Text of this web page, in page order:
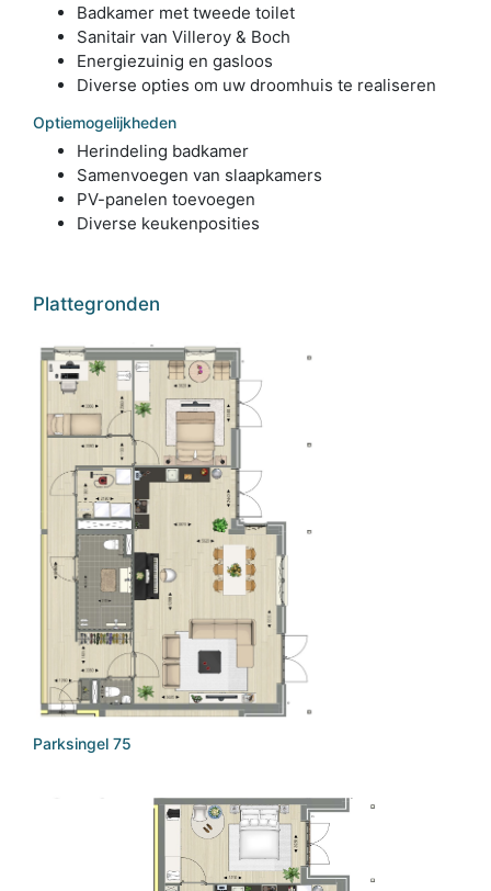
Badkamer met tweede toilet
Sanitair van Villeroy & Boch
Energiezuinig en gasloos
Diverse opties om uw droomhuis te realiseren
Optiemogelijkheden
Herindeling badkamer
Samenvoegen van slaapkamers
PV-panelen toevoegen
Diverse keukenposities
Plattegronden
Parksingel 75